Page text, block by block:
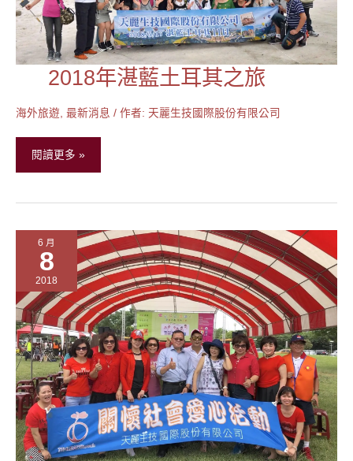
2018年湛藍土耳其之旅
海外旅遊, 最新消息 / 作者: 天麗生技國際股份有限公司
2018
湛
土
耳
旅
閱讀更多 »
6 月
8
2018